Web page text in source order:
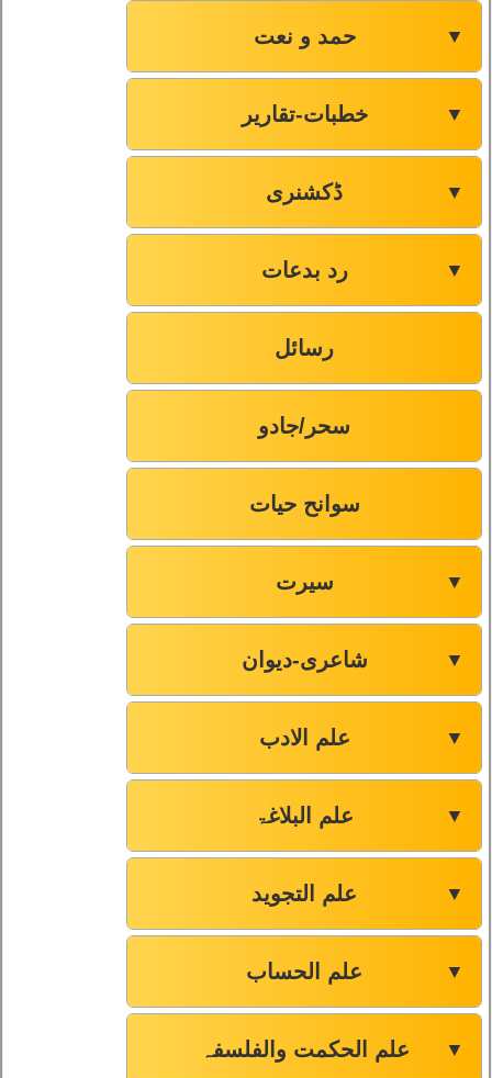
حمد و نعت ▼
خطبات-تقاریر ▼
ڈکشنری ▼
رد بدعات ▼
رسائل
سحر/جادو
سوانح حیات
سیرت ▼
شاعری-دیوان ▼
علم الادب ▼
علم البلاغۃ ▼
علم التجوید ▼
علم الحساب ▼
علم الحکمت والفلسفہ ▼